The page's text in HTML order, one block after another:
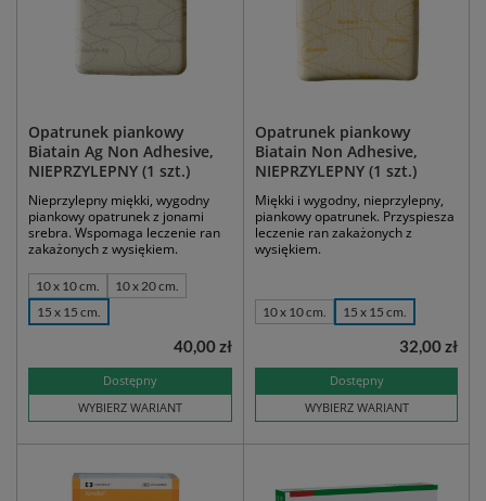
Opatrunek piankowy
Biatain Ag Non Adhesive,
NIEPRZYLEPNY (1 szt.)
Nieprzylepny miękki, wygodny
piankowy opatrunek z jonami
srebra. Wspomaga leczenie ran
zakażonych z wysiękiem.
10 x 10 cm.
10 x 20 cm.
15 x 15 cm.
Dostępny
WYBIERZ WARIANT
40,00 zł
Opatrunek piankowy
Biatain Non Adhesive,
NIEPRZYLEPNY (1 szt.)
Miękki i wygodny, nieprzylepny,
piankowy opatrunek. Przyspiesza
leczenie ran zakażonych z
wysiękiem.
10 x 10 cm. 15 x 15 cm.
Dostępny
WYBIERZ WARIANT
32,00 zł